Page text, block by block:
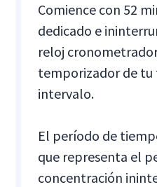
Comience con 52
dedicado e
reloj
temporizador de
intervalo.
El período de
que representa el
concentración